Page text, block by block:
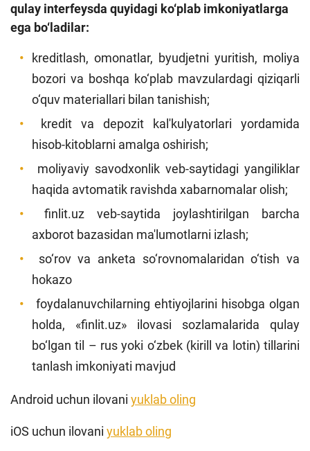
qulay interfeysda quyidagi ko‘plab imkoniyatlarga
ega bo‘ladilar:
kreditlash, omonatlar, byudjetni yuritish, moliya
bozori va boshqa ko‘plab mavzulardagi qiziqarli
o‘quv materiallari bilan tanishish;
kredit va depozit kal'kulyatorlari yordamida
hisob-kitoblarni amalga oshirish;
moliyaviy savodxonlik veb-saytidagi yangiliklar
haqida avtomatik ravishda xabarnomalar olish;
finlit.uz veb-saytida joylashtirilgan barcha
axborot bazasidan ma'lumotlarni izlash;
so‘rov va anketa so‘rovnomalaridan o‘tish va
hokazo
foydalanuvchilarning ehtiyojlarini hisobga olgan
holda, «finlit.uz» ilovasi sozlamalarida qulay
bo‘lgan til – rus yoki o‘zbek (kirill va lotin) tillarini
tanlash imkoniyati mavjud
Android uchun ilovani yuklab oling
iOS uchun ilovani yuklab oling